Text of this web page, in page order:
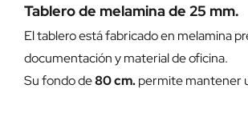
Tablero de melamina de 25 mm.
El tablero está fabricado en melamina
documentación y material de oficina.
Su fondo de80 cm.permite mantener